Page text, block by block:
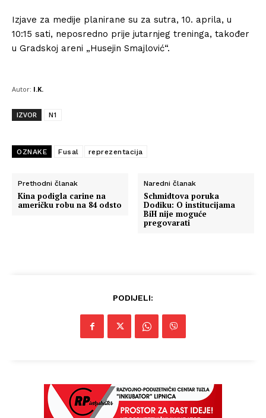
Izjave za medije planirane su za sutra, 10. aprila, u
10:15 sati, neposredno prije jutarnjeg treninga, također
u Gradskoj areni „Husejin Smajlović“.
Autor: I.K.
IZVOR N1
OZNAKE Fusal reprezentacija
Prethodni članak
Kina podigla carine na
američku robu na 84 odsto
Naredni članak
Schmidtova poruka
Dodiku: O institucijama
BiH nije moguće
pregovarati
PODIJELI: